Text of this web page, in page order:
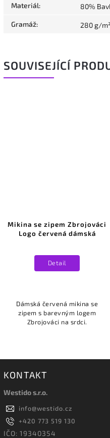
Materiál: 80%
Gramáž: 280 g/m²
SOUVISEJÍCÍ
Mikina se zipem Zbrojováci
Logo červená dámská
Detail
Dámská červená mikina se
zipem s barevným logem
Zbrojováci na srdci.
KONTAKT
Westido s.r.o.
info@westido.cz
+420 773 519 130
IČO: 19340354